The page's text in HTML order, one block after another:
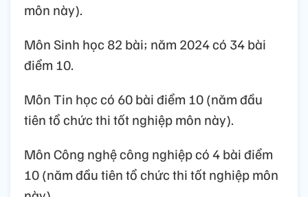
môn này).
Môn Sinh học 82 bài; năm 2024 có 34 bài
điểm 10.
Môn Tin học có 60 bài điểm 10 (năm đầu
tiên tổ chức thi tốt nghiệp môn này).
Môn Công nghệ công nghiệp có 4 bài điểm
10 (năm đầu tiên tổ chức thi tốt nghiệp môn